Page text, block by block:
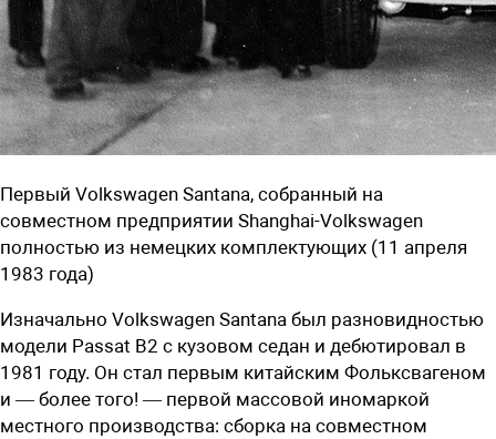
Первый Volkswagen Santana, собранный на
совместном предприятии Shanghai-Volkswagen
полностью из немецких комплектующих (11 апреля
1983 года)
Изначально Volkswagen Santana был разновидностью
модели Passat B2 с кузовом седан и дебютировал в
1981 году. Он стал первым китайским Фольксвагеном
и — более того! — первой массовой иномаркой
местного производства: сборка на совместном